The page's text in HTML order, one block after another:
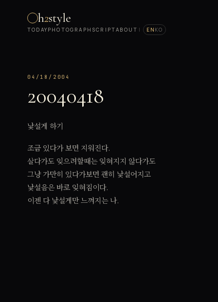
h2style
TODAY PHOTOGRAPH SCRIPTABOUT | EN KO
04/18/2004
20040418
낯설게 하기
조금 있다가 보면 지워진다.
살다가도 잊으려할때는 잊혀지지 않다가도
그냥 가만히 있다가보면 괜히 낯설어지고
낯설음은 바로 잊혀짐이다.
이젠 다 낯설게만 느껴지는 나.